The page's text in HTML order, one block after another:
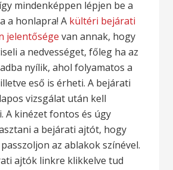
mindenképpen lépjen be a
a honlapra! A kültéri bejárati
jelentősége van annak, hogy
a nedvességet, főleg ha az
nyílik, ahol folyamatos a
eső is érheti. A bejárati
vizsgálat után kell
A kinézet fontos és úgy
a bejárati ajtót, hogy
az ablakok színével.
ajtók linkre klikkelve tud